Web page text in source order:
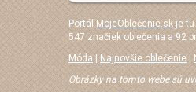
Portál MojeOblečenie.sk je
547 značiek oblečenia a 92
Móda
Najnovšie oblečenie
Obrázky na tomto webe sú